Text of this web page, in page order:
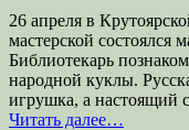
26 апреля в
мастерской состоялся
Библиотекарь
народной куклы.
игрушка, а настоящий
Читать далее…